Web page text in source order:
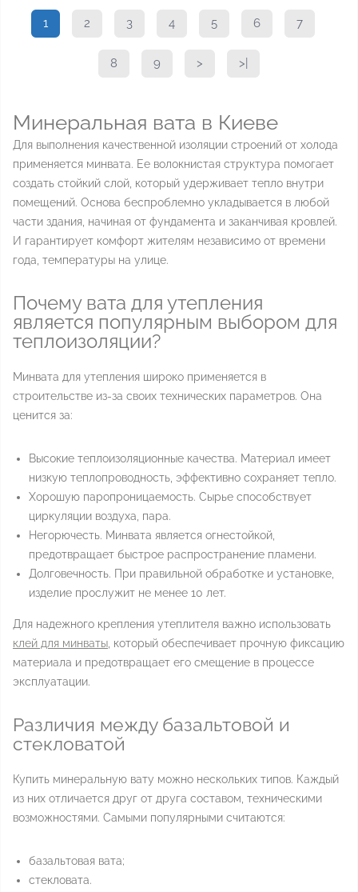
1 2 3 4 5 6 7
8 9 > >|
Минеральная вата в Киеве
Для выполнения качественной изоляции строений от холода
применяется минвата. Ее волокнистая структура помогает
создать стойкий слой, который удерживает тепло внутри
помещений. Основа беспроблемно укладывается в любой
части здания, начиная от фундамента и заканчивая кровлей.
И гарантирует комфорт жителям независимо от времени
года, температуры на улице.
Почему вата для утепления
является популярным выбором для
теплоизоляции?
Минвата для утепления широко применяется в
строительстве из-за своих технических параметров. Она
ценится за:
Высокие теплоизоляционные качества. Материал имеет
низкую теплопроводность, эффективно сохраняет тепло.
Хорошую паропроницаемость. Сырье способствует
циркуляции воздуха, пара.
Негорючесть. Минвата является огнестойкой,
предотвращает быстрое распространение пламени.
Долговечность. При правильной обработке и установке,
изделие прослужит не менее 10 лет.
Для надежного крепления утеплителя важно использовать
клей для минваты , который обеспечивает прочную фиксацию
материала и предотвращает его смещение в процессе
эксплуатации.
Различия между базальтовой и
стекловатой
Купить минеральную вату можно нескольких типов. Каждый
из них отличается друг от друга составом, техническими
возможностями. Самыми популярными считаются:
базальтовая вата;
стекловата.